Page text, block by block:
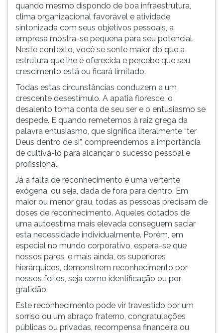
quando mesmo dispondo de boa infraestrutura,
clima organizacional favorável e atividade
sintonizada com seus objetivos pessoais, a
empresa mostra-se pequena para seu potencial.
Neste contexto, você se sente maior do que a
estrutura que lhe é oferecida e percebe que seu
crescimento está ou ficará limitado.
Todas estas circunstâncias conduzem a um
crescente desestímulo. A apatia floresce, o
desalento toma conta de seu ser e o entusiasmo se
despede. E quando remetemos à raiz grega da
palavra entusiasmo, que significa literalmente “ter
Deus dentro de si”, compreendemos a importância
de cultivá-lo para alcançar o sucesso pessoal e
profissional.
Já a falta de reconhecimento é uma vertente
exógena, ou seja, dada de fora para dentro. Em
maior ou menor grau, todas as pessoas precisam de
doses de reconhecimento. Aqueles dotados de
uma autoestima mais elevada conseguem saciar
esta necessidade individualmente. Porém, em
especial no mundo corporativo, espera-se que
nossos pares, e mais ainda, os superiores
hierárquicos, demonstrem reconhecimento por
nossos feitos, seja como identificação ou por
gratidão.
Este reconhecimento pode vir travestido por um
sorriso ou um abraço fraterno, congratulações
públicas ou privadas, recompensa financeira ou